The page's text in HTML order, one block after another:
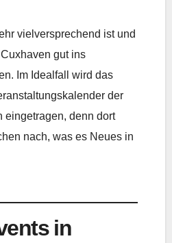
vielversprechend ist und
gut ins
Im Idealfall wird das
der
eingetragen, denn dort
nach, was es Neues in
in